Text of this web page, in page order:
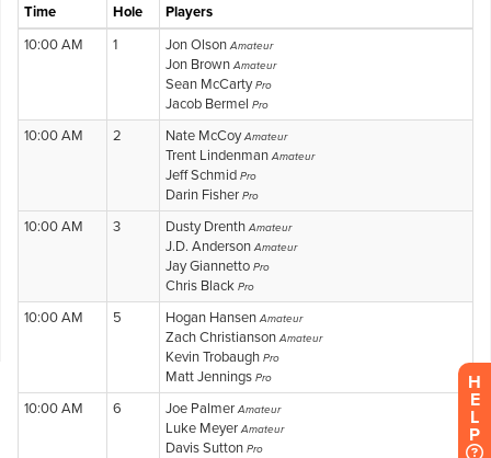
H
E
L
P